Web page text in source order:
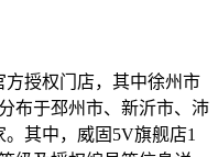
授权门店，其中徐州市
布于邳州市、新沂市、沛
其中，威固5V旗舰店1